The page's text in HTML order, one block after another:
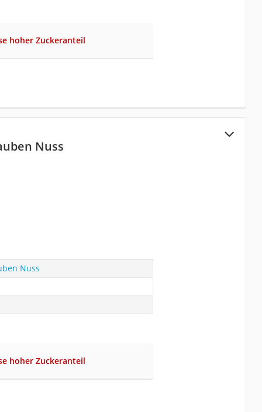
hoher Zuckeranteil
Nuss
Nuss
hoher Zuckeranteil